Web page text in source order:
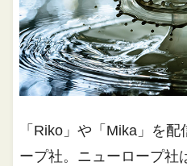
「Riko」や「Mika」を
ープ社。ニューロープ社